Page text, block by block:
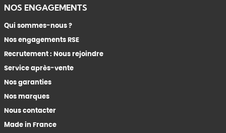
NOS ENGAGEMENTS
Qui sommes-nous ?
Nos engagements RSE
Recrutement : Nous rejoindre
Service après-vente
Nos garanties
Nos marques
Nous contacter
Made in France